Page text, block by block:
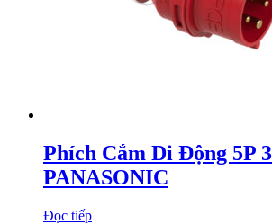
Phích Cắm Di Động 5P
PANASONIC
Đọc tiếp